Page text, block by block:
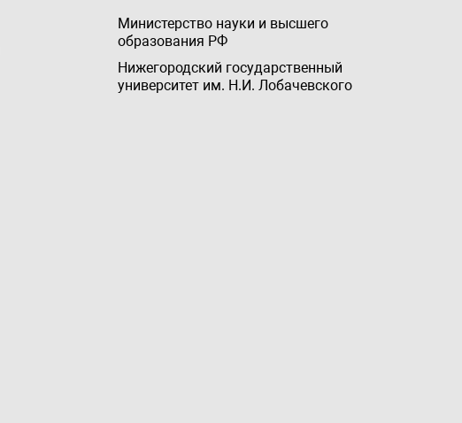
Министерство науки и высшего
образования РФ
Нижегородский государственный
университет им. Н.И. Лобачевского